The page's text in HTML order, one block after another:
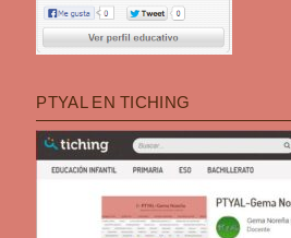
PTYAL EN TICHING